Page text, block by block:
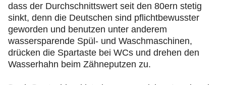
dass der Durchschnittswert seit den 80ern stetig
sinkt, denn die Deutschen sind pflichtbewusster
geworden und benutzen unter anderem
wassersparende Spül- und Waschmaschinen,
drücken die Spartaste bei WCs und drehen den
Wasserhahn beim Zähneputzen zu.